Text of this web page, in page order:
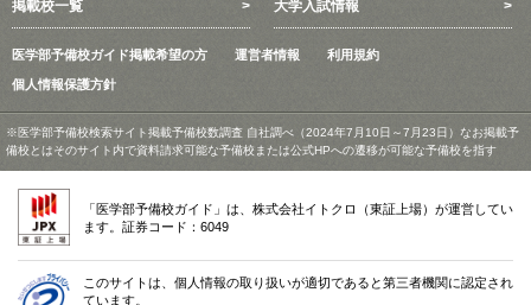
掲載校一覧 大学入試情報
医学部予備校ガイド掲載希望の方 運営者情報 利用規約
個人情報保護方針
※医学部予備校検索サイト掲載予備校数調査 自社調べ（2024年7月10日～7月23日）なお掲載予
備校とはそのサイト内で資料請求可能な予備校または公式HPへの遷移が可能な予備校を指す
「医学部予備校ガイド」は、株式会社イトクロ（東証上場）が運営してい
ます。証券コード：6049
このサイトは、個人情報の取り扱いが適切であると第三者機関に認定され
ています。